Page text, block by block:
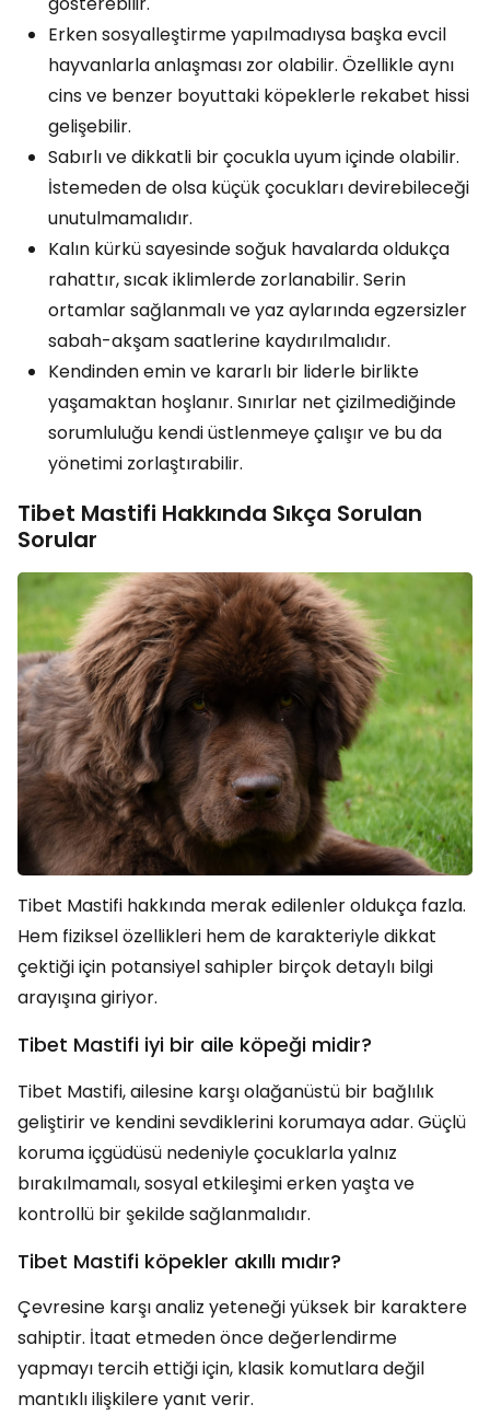
Erken sosyalleştirme yapılmadıysa başka evcil
hayvanlarla anlaşması zor olabilir. Özellikle aynı
cins ve benzer boyuttaki köpeklerle rekabet hissi
gelişebilir.
Sabırlı ve dikkatli bir çocukla uyum içinde olabilir.
İstemeden de olsa küçük çocukları devirebileceği
unutulmamalıdır.
Kalın kürkü sayesinde soğuk havalarda oldukça
rahattır, sıcak iklimlerde zorlanabilir. Serin
ortamlar sağlanmalı ve yaz aylarında egzersizler
sabah-akşam saatlerine kaydırılmalıdır.
Kendinden emin ve kararlı bir liderle birlikte
yaşamaktan hoşlanır. Sınırlar net çizilmediğinde
sorumluluğu kendi üstlenmeye çalışır ve bu da
yönetimi zorlaştırabilir.
Tibet Mastifi Hakkında Sıkça Sorulan
Sorular
Tibet Mastifi hakkında merak edilenler oldukça fazla.
Hem fiziksel özellikleri hem de karakteriyle dikkat
çektiği için potansiyel sahipler birçok detaylı bilgi
arayışına giriyor.
Tibet Mastifi iyi bir aile köpeği midir?
Tibet Mastifi, ailesine karşı olağanüstü bir bağlılık
geliştirir ve kendini sevdiklerini korumaya adar. Güçlü
koruma içgüdüsü nedeniyle çocuklarla yalnız
bırakılmamalı, sosyal etkileşimi erken yaşta ve
kontrollü bir şekilde sağlanmalıdır.
Tibet Mastifi köpekler akıllı mıdır?
Çevresine karşı analiz yeteneği yüksek bir karaktere
sahiptir. İtaat etmeden önce değerlendirme
yapmayı tercih ettiği için, klasik komutlara değil
mantıklı ilişkilere yanıt verir.